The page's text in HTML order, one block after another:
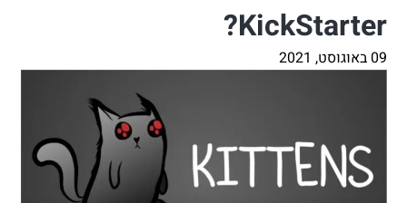
KickStarter?
09 באוגוסט, 2021